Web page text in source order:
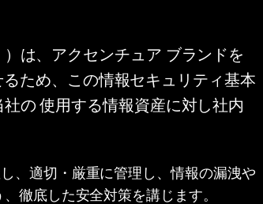
は、アクセンチュア ブランドを
ため、この情報セキュリティ基本
の 使用する情報資産に対し社内
、適切・厳重に管理し、情報の漏洩や
徹底した安全対策を講じます。